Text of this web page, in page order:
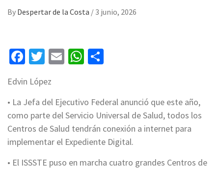
By Despertar de la Costa / 3 junio, 2026
Facebook
Twitter
EmailWhatsApp
Edvin López
• La Jefa del Ejecutivo Federal anunció que este año,
como parte del Servicio Universal de Salud, todos los
Centros de Salud tendrán conexión a internet para
implementar el Expediente Digital.
• El ISSSTE puso en marcha cuatro grandes Centros de